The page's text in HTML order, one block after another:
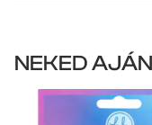
NEKED